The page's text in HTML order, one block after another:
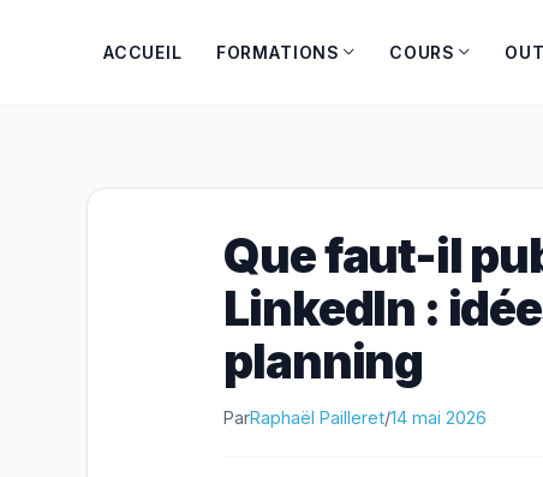
ACCUEIL FORMATIONS COURS
Que faut-il
LinkedIn :
planning
ParRaphaël Pailleret/14 mai 2026